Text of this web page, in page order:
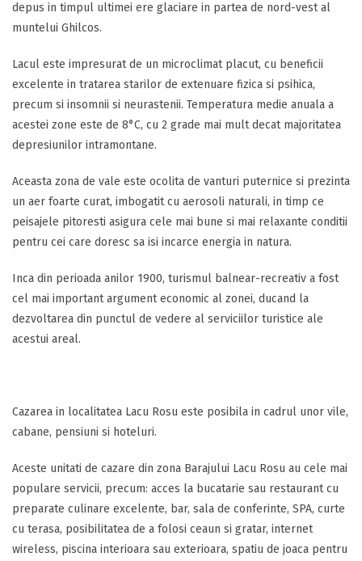
depus in timpul ultimei ere glaciare in partea de nord-vest al
muntelui Ghilcos.
Lacul este impresurat de un microclimat placut, cu beneficii
excelente in tratarea starilor de extenuare fizica si psihica,
precum si insomnii si neurastenii. Temperatura medie anuala a
acestei zone este de 8°C, cu 2 grade mai mult decat majoritatea
depresiunilor intramontane.
Aceasta zona de vale este ocolita de vanturi puternice si prezinta
un aer foarte curat, imbogatit cu aerosoli naturali, in timp ce
peisajele pitoresti asigura cele mai bune si mai relaxante conditii
pentru cei care doresc sa isi incarce energia in natura.
Inca din perioada anilor 1900, turismul balnear-recreativ a fost
cel mai important argument economic al zonei, ducand la
dezvoltarea din punctul de vedere al serviciilor turistice ale
acestui areal.
Cazarea in localitatea Lacu Rosu este posibila in cadrul unor vile,
cabane, pensiuni si hoteluri.
Aceste unitati de cazare din zona Barajului Lacu Rosu au cele mai
populare servicii, precum: acces la bucatarie sau restaurant cu
preparate culinare excelente, bar, sala de conferinte, SPA, curte
cu terasa, posibilitatea de a folosi ceaun si gratar, internet
wireless, piscina interioara sau exterioara, spatiu de joaca pentru